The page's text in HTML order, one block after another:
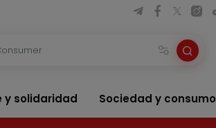
y solidaridad Sociedad y consumo